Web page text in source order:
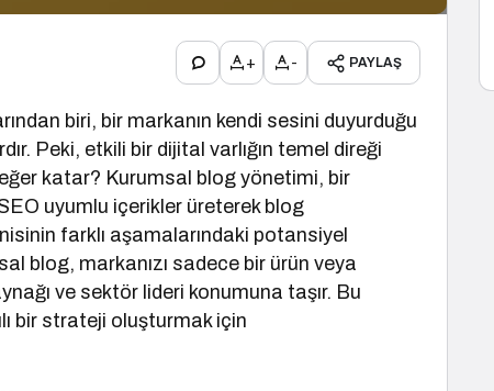
+ - PAYLAŞ
biri, bir markanın kendi sesini duyurduğu
Peki, etkili bir dijital varlığın temel direği
katar? Kurumsal blog yönetimi, bir
uyumlu içerikler üreterek blog
farklı aşamalarındaki potansiyel
blog, markanızı sadece bir ürün veya
ve sektör lideri konumuna taşır. Bu
bir strateji oluşturmak için